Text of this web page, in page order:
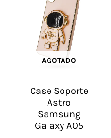
AGOTADO
Case Soporte
Astro
Samsung
Galaxy A05